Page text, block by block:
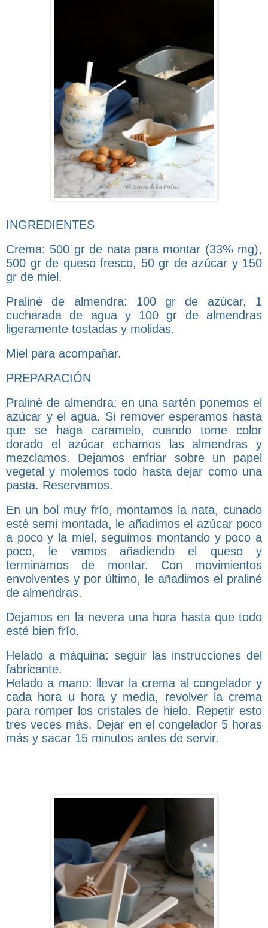
INGREDIENTES
Crema: 500 gr de nata para montar (33% mg),
500 gr de queso fresco, 50 gr de azúcar y 150
gr de miel.
Praliné de almendra: 100 gr de azúcar, 1
cucharada de agua y 100 gr de almendras
ligeramente tostadas y molidas.
Miel para acompañar.
PREPARACIÓN
Praliné de almendra: en una sartén ponemos el
azúcar y el agua. Si remover esperamos hasta
que se haga caramelo, cuando tome color
dorado el azúcar echamos las almendras y
mezclamos. Dejamos enfriar sobre un papel
vegetal y molemos todo hasta dejar como una
pasta. Reservamos.
En un bol muy frío, montamos la nata, cunado
esté semi montada, le añadimos el azúcar poco
a poco y la miel, seguimos montando y poco a
poco, le vamos añadiendo el queso y
terminamos de montar. Con movimientos
envolventes y por último, le añadimos el praliné
de almendras.
Dejamos en la nevera una hora hasta que todo
esté bien frío.
Helado a máquina: seguir las instrucciones del
fabricante.
Helado a mano: llevar la crema al congelador y
cada hora u hora y media, revolver la crema
para romper los cristales de hielo. Repetir esto
tres veces más. Dejar en el congelador 5 horas
más y sacar 15 minutos antes de servir.